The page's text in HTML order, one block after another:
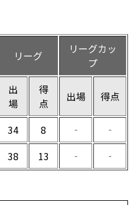
リーグ
リーグカッ
プ
出
場
得
点
出場 得点
34 8 ‐
‐
38 13 ‐ ‐